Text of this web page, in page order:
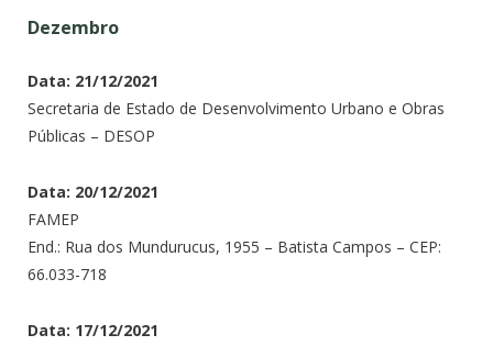
Dezembro
Data: 21/12/2021
Secretaria de Estado de Desenvolvimento Urbano e Obras
Públicas – DESOP
Data: 20/12/2021
FAMEP
End.: Rua dos Mundurucus, 1955 – Batista Campos – CEP:
66.033-718
Data: 17/12/2021